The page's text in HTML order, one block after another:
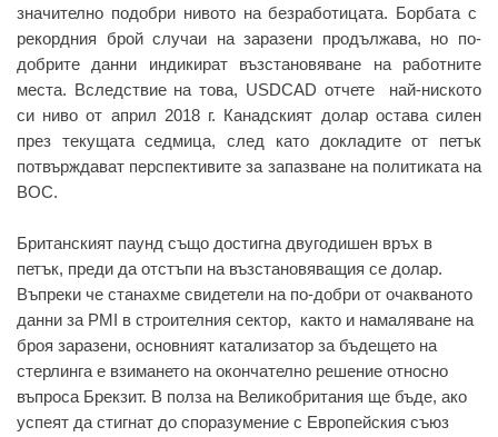
значително подобри нивото на безработицата. Борбата с
рекордния брой случаи на заразени продължава, но по-
добрите данни индикират възстановяване на работните
места. Вследствие на това, USDCAD отчете най-ниското
си ниво от април 2018 г. Канадският долар остава силен
през текущата седмица, след като докладите от петък
потвърждават перспективите за запазване на политиката на
BOC.
Британският паунд също достигна двугодишен връх в
петък, преди да отстъпи на възстановяващия се долар.
Въпреки че станахме свидетели на по-добри от очакваното
данни за PMI в строителния сектор, както и намаляване на
броя заразени, основният катализатор за бъдещето на
стерлинга е взимането на окончателно решение относно
въпроса Брекзит. В полза на Великобритания ще бъде, ако
успеят да стигнат до споразумение с Европейския съюз